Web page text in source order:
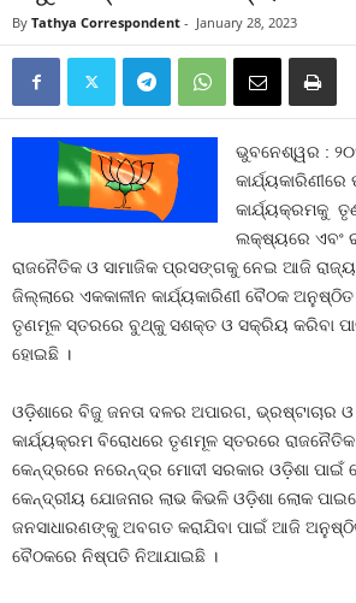
By Tathya Correspondent - January 28, 2023
ଭୁବନେଶ୍ୱର :
କାର୍ଯ୍ୟକ୍ରମକୁ
ଲକ୍ଷ୍ୟରେ ଏବଂ
ରାଜନୈତିକ ଓ ସାମାଜିକ ପ୍ରସଙ୍ଗକୁ ନେଇ ଆଜି
ଜିଲ୍ଲାରେ ଏକକାଳୀନ କାର୍ଯ୍ୟକାରିଣୀ ବୈଠକ
ତୃଣମୂଳ ସ୍ତରରେ ବୁଥ୍‌କୁ ସଶକ୍ତ ଓ ସକ୍ରିୟ କରିବା
ହୋଇଛି ।
ଓଡ଼ିଶାରେ ବିଜୁ ଜନତା ଦଳର ଅପାରଗ, ଭ୍ରଷ୍ଟାଚାର ଓ
କାର୍ଯ୍ୟକ୍ରମ ବିରୋଧରେ ତୃଣମୂଳ ସ୍ତରରେ ରାଜନୈତିକ
କେନ୍ଦ୍ରରେ ନରେନ୍ଦ୍ର ମୋଦୀ ସରକାର ଓଡ଼ିଶା ପାଇଁ
କେନ୍ଦ୍ରୀୟ ଯୋଜନାର ଲାଭ କିଭଳି ଓଡ଼ିଶା ଲୋକ
ଜନସାଧାରଣଙ୍କୁ ଅବଗତ କରାଯିବା ପାଇଁ ଆଜି ଅନୁଷ୍ଠିତ
ବୈଠକରେ ନିଷ୍ପତି ନିଆଯାଇଛି ।